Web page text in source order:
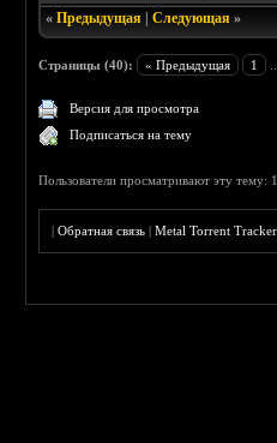
«Предыдущая |Следующая »
Страницы (40): « Предыдущая 1
Версия для просмотра
Подписаться на тему
Пользователи просматривают эту тему:
|Обратная связь |Metal Torrent